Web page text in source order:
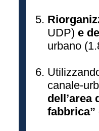
UDP) e
urbano
canale-
dell’area
fabbrica”